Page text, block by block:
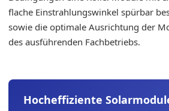
flache Einstrahlungswinkel spürbar
sowie die optimale Ausrichtung der
des ausführenden Fachbetriebs.
Hocheffiziente